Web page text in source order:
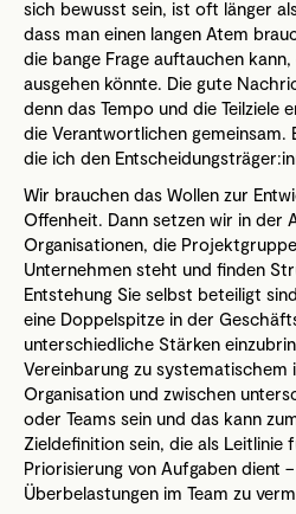
sich bewusst sein, ist oft länger
dass man einen langen Atem
die bange Frage auftauchen
ausgehen könnte. Die gute
denn das Tempo und die Teilziele
die Verantwortlichen gemeinsam.
die ich den
Wir brauchen das Wollen zur
Offenheit. Dann setzen wir in der
Organisationen, die
Unternehmen steht und finden
Entstehung Sie selbst beteiligt
eine Doppelspitze in der
unterschiedliche Stärken
Vereinbarung zu systematischem
Organisation und zwischen
oder Teams sein und das kann
Zieldefinition sein, die als Leitlinie
Priorisierung von Aufgaben dient
Überbelastungen im Team zu